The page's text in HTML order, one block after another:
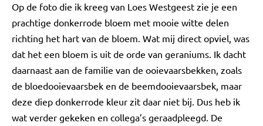
Op de foto die ik kreeg van Loes Westgeest zie je een
prachtige donkerrode bloem met mooie witte delen
richting het hart van de bloem. Wat mij direct opviel, was
dat het een bloem is uit de orde van geraniums. Ik dacht
daarnaast aan de familie van de ooievaarsbekken, zoals
de bloedooievaarsbek en de beemdooievaarsbek, maar
deze diep donkerrode kleur zit daar niet bij. Dus heb ik
wat verder gekeken en collega’s geraadpleegd. De